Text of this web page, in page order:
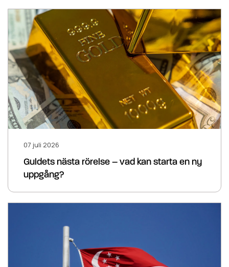
07 juli 2026
Guldets nästa rörelse – vad kan starta en ny
uppgång?